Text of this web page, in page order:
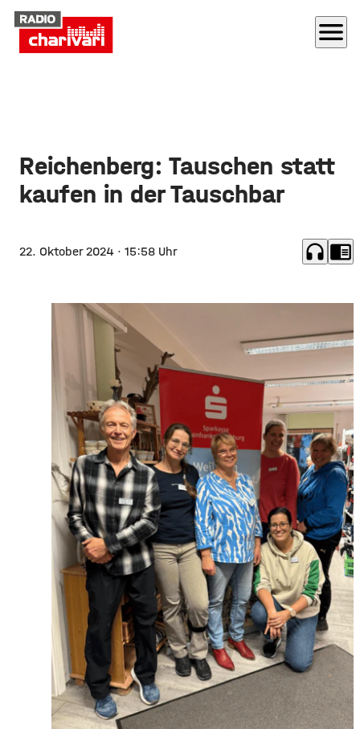
menu
Reichenberg: Tauschen statt
kaufen in der Tauschbar
22. Oktober 2024 · 15:58 Uhr headphones chrome_reader_mode